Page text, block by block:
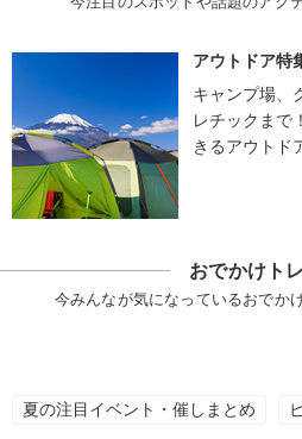
アウトドア特
キャンプ場、
レチックまで
きるアウトド
おでかけト
今みんなが気になっているおでか
夏の注目イベント・催しまとめ